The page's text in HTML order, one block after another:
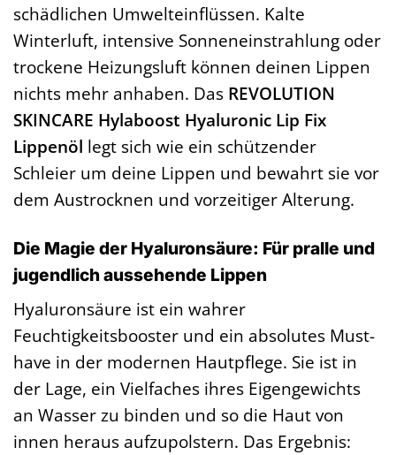
schädlichen Umwelteinflüssen. Kalte
Winterluft, intensive Sonneneinstrahlung oder
trockene Heizungsluft können deinen Lippen
nichts mehr anhaben. Das REVOLUTION
SKINCARE Hylaboost Hyaluronic Lip Fix
Lippenöl legt sich wie ein schützender
Schleier um deine Lippen und bewahrt sie vor
dem Austrocknen und vorzeitiger Alterung.
Die Magie der Hyaluronsäure: Für pralle und
jugendlich aussehende Lippen
Hyaluronsäure ist ein wahrer
Feuchtigkeitsbooster und ein absolutes Must-
have in der modernen Hautpflege. Sie ist in
der Lage, ein Vielfaches ihres Eigengewichts
an Wasser zu binden und so die Haut von
innen heraus aufzupolstern. Das Ergebnis: